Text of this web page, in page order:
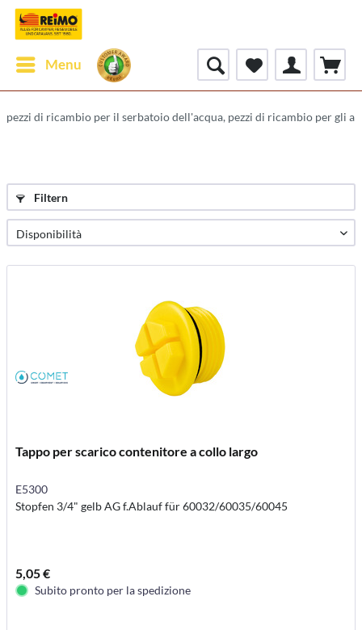
Menu
pezzi di ricambio per il serbatoio dell'acqua, pezzi di ricambio per gli
Filtern
Tappo per scarico contenitore a collo largo
E5300
Stopfen 3/4" gelb AG f.Ablauf für 60032/60035/60045
5,05 €
Subito pronto per la spedizione